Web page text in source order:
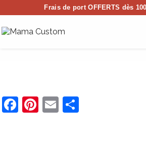
Frais de port OFFERTS dès
Facebook
Pinterest
Email